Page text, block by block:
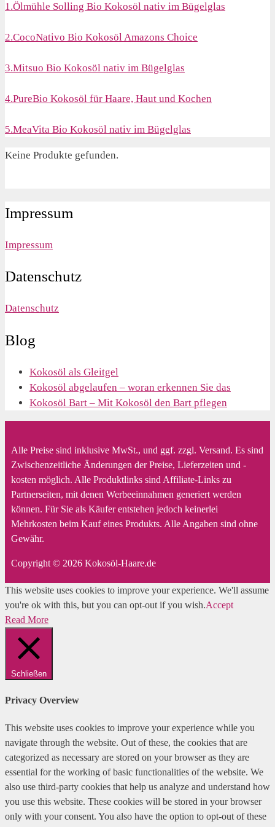
1.Ölmühle Solling Bio Kokosöl nativ im Bügelglas
2.CocoNativo Bio Kokosöl Amazons Choice
3.Mitsuo Bio Kokosöl nativ im Bügelglas
4.PureBio Kokosöl für Haare, Haut und Kochen
5.MeaVita Bio Kokosöl nativ im Bügelglas
Keine Produkte gefunden.
Impressum
Impressum
Datenschutz
Datenschutz
Blog
Kokosöl als Gleitgel
Kokosöl abgelaufen – woran erkennen Sie das
Kokosöl Bart – Mit Kokosöl den Bart pflegen
Alle Preise sind inklusive MwSt., und ggf. zzgl. Versand. Es sind
Zwischenzeitliche Änderungen der Preise, Lieferzeiten und -
kosten möglich. Alle Produktlinks sind Affiliate-Links zu
Partnerseiten, mit denen Werbeeinnahmen generiert werden
können. Für Sie als Käufer entstehen jedoch keinerlei
Mehrkosten beim Kauf eines Produkts. Alle Angaben sind ohne
Gewähr.
Copyright © 2026 Kokosöl-Haare.de
This website uses cookies to improve your experience. We'll assume
you're ok with this, but you can opt-out if you wish.Accept
Read More
Schließen
Privacy Overview
This website uses cookies to improve your experience while you
navigate through the website. Out of these, the cookies that are
categorized as necessary are stored on your browser as they are
essential for the working of basic functionalities of the website. We
also use third-party cookies that help us analyze and understand how
you use this website. These cookies will be stored in your browser
only with your consent. You also have the option to opt-out of these